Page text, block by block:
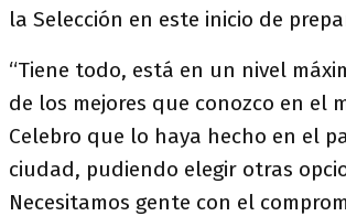
la Selección en este inicio de
“Tiene todo, está en un nivel
de los mejores que conozco en el
Celebro que lo haya hecho en el
ciudad, pudiendo elegir otras
Necesitamos gente con el